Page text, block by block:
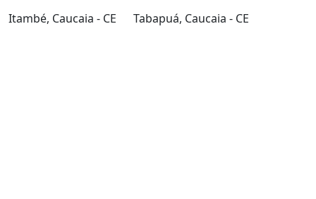
Itambé, Caucaia - CE
Tabapuá, Caucaia - CE